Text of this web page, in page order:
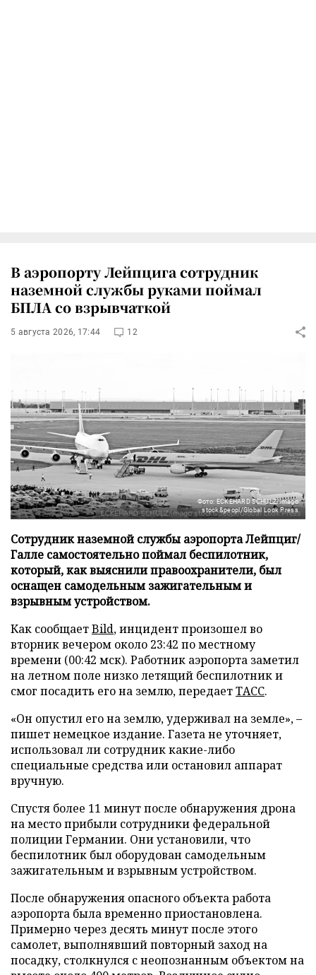
В аэропорту Лейпцига сотрудник
наземной службы руками поймал
БПЛА со взрывчаткой
5 августа 2026, 17:44 12
Фото: ECKEHARD SCHULZ/imago
stock&peopl/Global Look Press
Сотрудник наземной службы аэропорта Лейпциг/
Галле самостоятельно поймал беспилотник,
который, как выяснили правоохранители, был
оснащен самодельным зажигательным и
взрывным устройством.
Как сообщаетBild, инцидент произошел во
вторник вечером около 23:42 по местному
времени (00:42 мск). Работник аэропорта заметил
на летном поле низко летящий беспилотник и
смог посадить его на землю, передаетТАСС.
«Он опустил его на землю, удерживал на земле», –
пишет немецкое издание. Газета не уточняет,
использовал ли сотрудник какие-либо
специальные средства или остановил аппарат
вручную.
Спустя более 11 минут после обнаружения дрона
на место прибыли сотрудники федеральной
полиции Германии. Они установили, что
беспилотник был оборудован самодельным
зажигательным и взрывным устройством.
После обнаружения опасного объекта работа
аэропорта была временно приостановлена.
Примерно через десять минут после этого
самолет, выполнявший повторный заход на
посадку, столкнулся с неопознанным объектом на